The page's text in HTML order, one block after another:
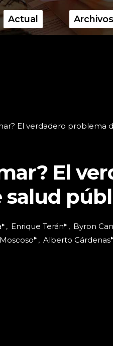
Actual Archivos
El verdadero problema
El
salud
▸ Enrique Terán▸ Byron
▸ Alberto Cárdenas